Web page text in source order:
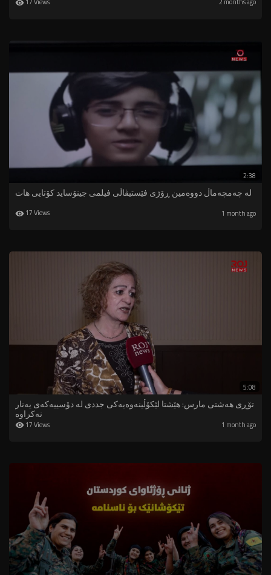
2:38
لە چەمچەماڵ دووەمین ڕۆژی فێستیڤاڵی فیلمی جینۆساید کۆتایی هات
17 Views 1 month ago
5:08
تۆڕی هەشتی مارس: هێشتا لێکۆڵینەوەیەکی جددی لە دۆسییەکەی یەنار
نەکراوە
17 Views 1 month ago